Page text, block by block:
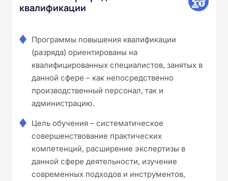
квалификации
Программы повышения квалификации
(разряда) ориентированы на
квалифицированных специалистов, занятых в
данной сфере – как непосредственно
производственный персонал, так и
администрацию.
Цель обучения – систематическое
совершенствование практических
компетенций, расширение экспертизы в
данной сфере деятельности, изучение
современных подходов и инструментов,